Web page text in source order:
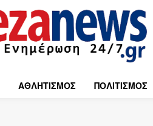
ΑΘΛΗΤΙΣΜΟΣ ΠΟΛΙΤΙΣΜΟΣ